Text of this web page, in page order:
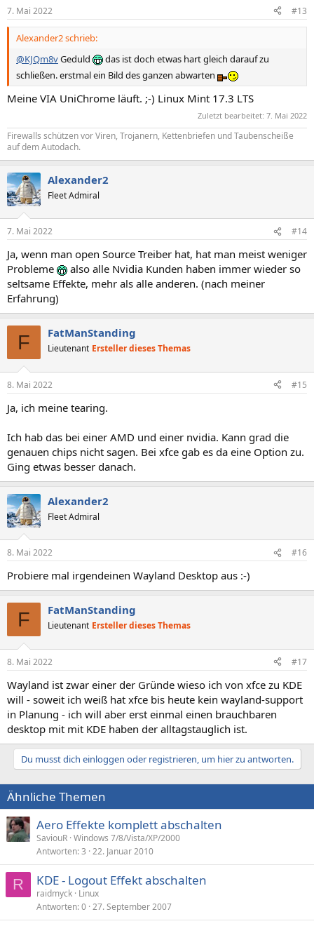
7. Mai 2022 #13
Alexander2 schrieb:
@KJQm8vGeduld
das ist doch etwas hart gleich darauf zu
schließen. erstmal ein Bild des ganzen abwarten
Meine VIA UniChrome läuft. ;-) Linux Mint 17.3 LTS
Zuletzt bearbeitet: 7. Mai 2022
Firewalls schützen vor Viren, Trojanern, Kettenbriefen und Taubenscheiße
auf dem Autodach.
Alexander2
Fleet Admiral
7. Mai 2022 #14
Ja, wenn man open Source Treiber hat, hat man meist weniger
Probleme
also alle Nvidia Kunden haben immer wieder so
seltsame Effekte, mehr als alle anderen. (nach meiner
Erfahrung)
F FatManStanding
Lieutenant Ersteller dieses Themas
8. Mai 2022 #15
Ja, ich meine tearing.
Ich hab das bei einer AMD und einer nvidia. Kann grad die
genauen chips nicht sagen. Bei xfce gab es da eine Option zu.
Ging etwas besser danach.
Alexander2
Fleet Admiral
8. Mai 2022 #16
Probiere mal irgendeinen Wayland Desktop aus :-)
F FatManStanding
Lieutenant Ersteller dieses Themas
8. Mai 2022 #17
Wayland ist zwar einer der Gründe wieso ich von xfce zu KDE
will - soweit ich weiß hat xfce bis heute kein wayland-support
in Planung - ich will aber erst einmal einen brauchbaren
desktop mit mit KDE haben der alltagstauglich ist.
Du musst dich einloggen oder registrieren, um hier zu antworten.
Ähnliche Themen
Aero Effekte komplett abschalten
SaviouR Windows 7/8/Vista/XP/2000
Antworten 3 22. Januar 2010
R KDE - Logout Effekt abschalten
raidmyck Linux
Antworten 0 27. September 2007